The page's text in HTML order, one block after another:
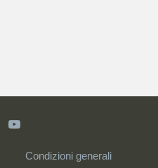
Condizioni generali